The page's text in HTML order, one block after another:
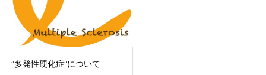
”多発性硬化症”について